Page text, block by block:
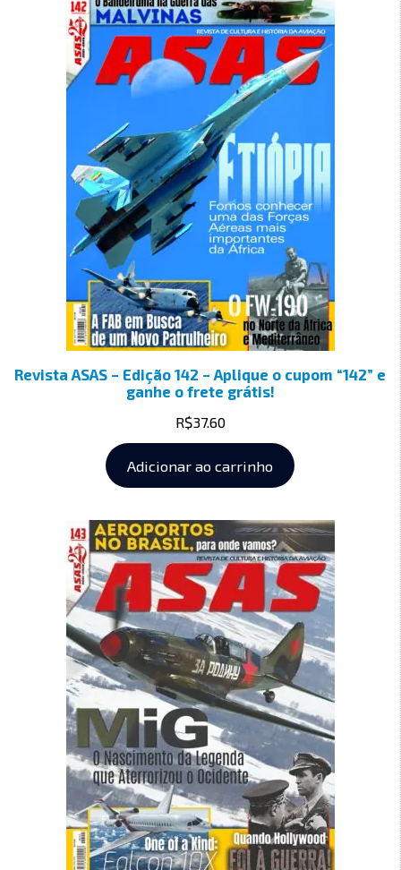
Revista ASAS – Edição 142 – Aplique o cupom “142” e
ganhe o frete grátis!
R$37.60
Adicionar ao carrinho